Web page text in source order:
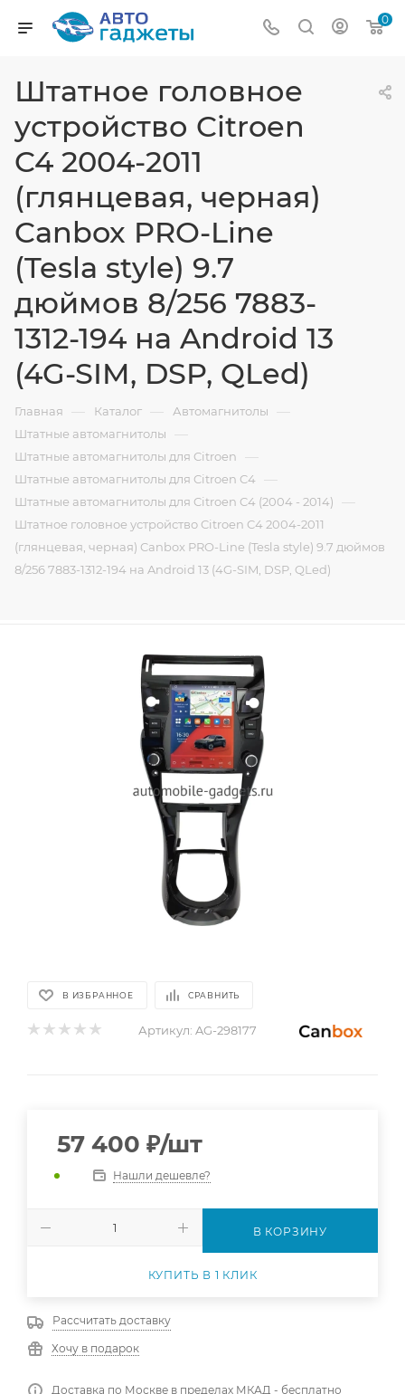
0
Штатное головное
устройство Citroen
C4 2004-2011
(глянцевая, черная)
Canbox PRO-Line
(Tesla style) 9.7
дюймов 8/256 7883-
1312-194 на Android 13
(4G-SIM, DSP, QLed)
Главная — Каталог — Автомагнитолы —
Штатные автомагнитолы —
Штатные автомагнитолы для Citroen —
Штатные автомагнитолы для Citroen C4 —
Штатные автомагнитолы для Citroen C4 (2004 - 2014) —
Штатное головное устройство Citroen C4 2004-2011
(глянцевая, черная) Canbox PRO-Line (Tesla style) 9.7 дюймов
8/256 7883-1312-194 на Android 13 (4G-SIM, DSP, QLed)
В ИЗБРАННОЕ СРАВНИТЬ
Артикул: AG-298177
57 400 ₽/шт
Нашли дешевле?
В КОРЗИНУ
КУПИТЬ В 1 КЛИК
Рассчитать доставку
Хочу в подарок
Доставка по Москве в пределах МКАД - бесплатно